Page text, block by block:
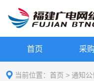
首页 采
当前位置： 首页 > 通知公